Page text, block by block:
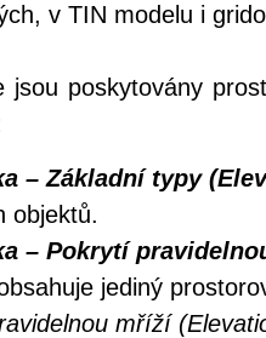
v TIN modelu i
jsou poskytovány
– Základní typy
objektů.
– Pokrytí
jediný
mříží